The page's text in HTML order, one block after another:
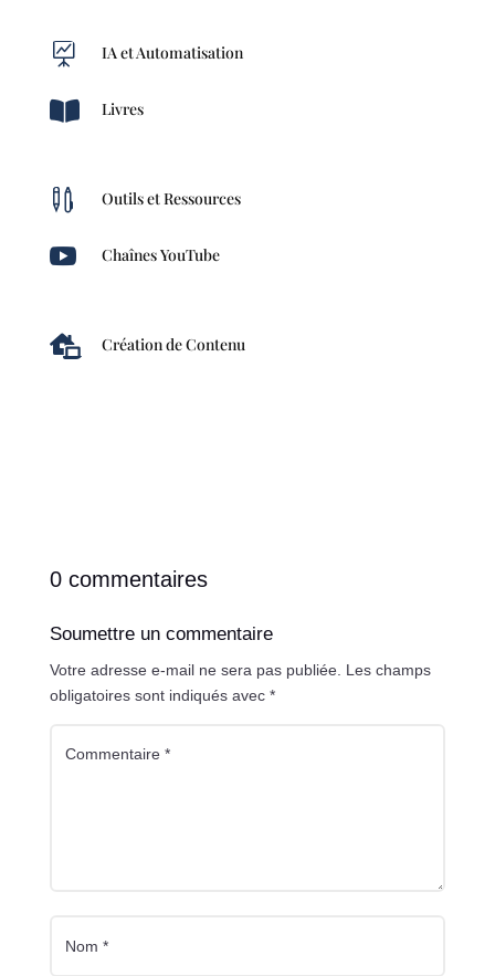
 IA et Automatisation
 Livres
 Outils et Ressources
 Chaînes YouTube
 Création de Contenu
0 commentaires
Soumettre un commentaire
Votre adresse e-mail ne sera pas publiée. Les champs
obligatoires sont indiqués avec *